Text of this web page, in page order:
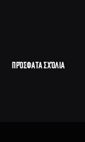
ΠΡΌΣΦΑΤΑ ΣΧΌΛΙΑ